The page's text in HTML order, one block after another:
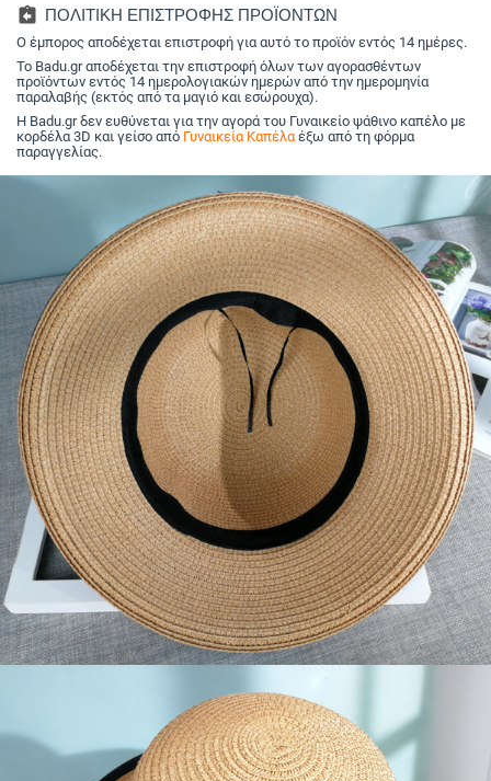
δισκέτα καπέλο ηλίου
Καπέλο για διακοπές
στην παραλία
Κασκέτα Gorros
από τον ήλιο
Καλοκαιρινό καπέλο
για διακοπές Καπέλο
κασκόλ
assignment_return ΠΟΛΙΤΙΚΗ ΕΠΙΣΤΡΟΦΗΣ ΠΡΟΪΟΝΤΩΝ
Ο έμπορος αποδέχεται επιστροφή για αυτό το προϊόν εντός 14 ημέρες.
Το Badu.gr αποδέχεται την επιστροφή όλων των αγορασθέντων
προϊόντων εντός 14 ημερολογιακών ημερών από την ημερομηνία
παραλαβής (εκτός από τα μαγιό και εσώρουχα).
Η Badu.gr δεν ευθύνεται για την αγορά του Γυναικείο ψάθινο καπέλο με
κορδέλα 3D και γείσο από Γυναικεία Καπέλαέξω από τη φόρμα
παραγγελίας.